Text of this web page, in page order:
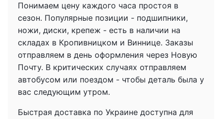
Понимаем цену каждого часа простоя в
сезон. Популярные позиции - подшипники,
ножи, диски, крепеж - есть в наличии на
складах в Кропивницком и Виннице. Заказы
отправляем в день оформления через Новую
Почту. В критических случаях отправляем
автобусом или поездом - чтобы деталь была у
вас следующим утром.
Быстрая доставка по Украине доступна для